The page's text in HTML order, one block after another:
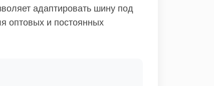
адаптировать шину под
оптовых и постоянных